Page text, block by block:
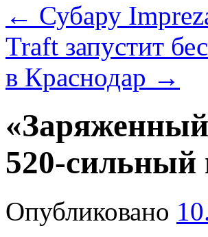
← Субару
Traft запустит
в Краснодар →
520-сильный
Опубликовано